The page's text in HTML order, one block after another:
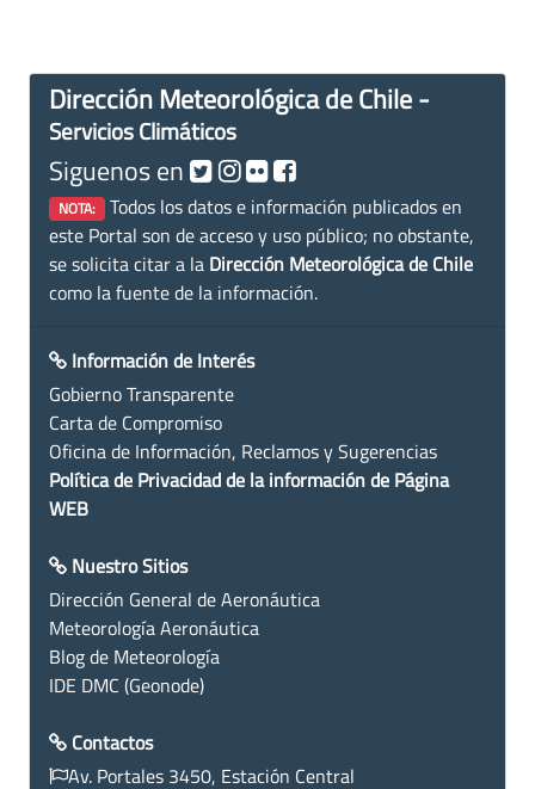
Dirección Meteorológica de Chile -
Servicios Climáticos
Siguenos en
NOTA: Todos los datos e información publicados en
este Portal son de acceso y uso público; no obstante,
se solicita citar a la Dirección Meteorológica de Chile
como la fuente de la información.
Información de Interés
Gobierno Transparente
Carta de Compromiso
Oficina de Información, Reclamos y Sugerencias
Política de Privacidad de la información de Página
WEB
Nuestro Sitios
Dirección General de Aeronáutica
Meteorología Aeronáutica
Blog de Meteorología
IDE DMC (Geonode)
Contactos
Av. Portales 3450, Estación Central